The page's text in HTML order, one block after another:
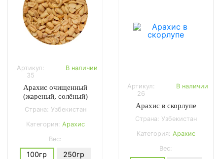
Артикул:
35
В наличии
Арахис очищенный
(жареный, солёный)
Страна: Узбекистан
Категория: Арахис
Вес:
100гр
250гр
Артикул:
26
В наличии
Арахис в скорлупе
Страна: Узбекистан
Категория: Арахис
Вес: